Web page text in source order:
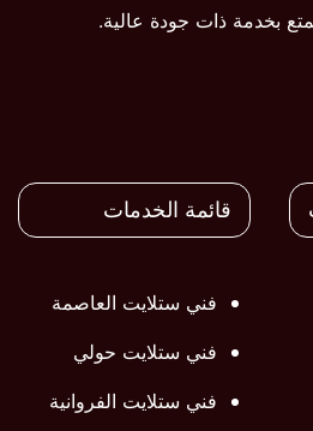
بخدمة ذات جودة عالية.
قائمة الخدمات
فني ستلايت العاصمة
فني ستلايت حولي
فني ستلايت الفروانية